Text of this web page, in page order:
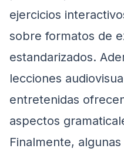
ejercicios
sobre formatos de
estandarizados.
lecciones
entretenidas
aspectos
Finalmente,